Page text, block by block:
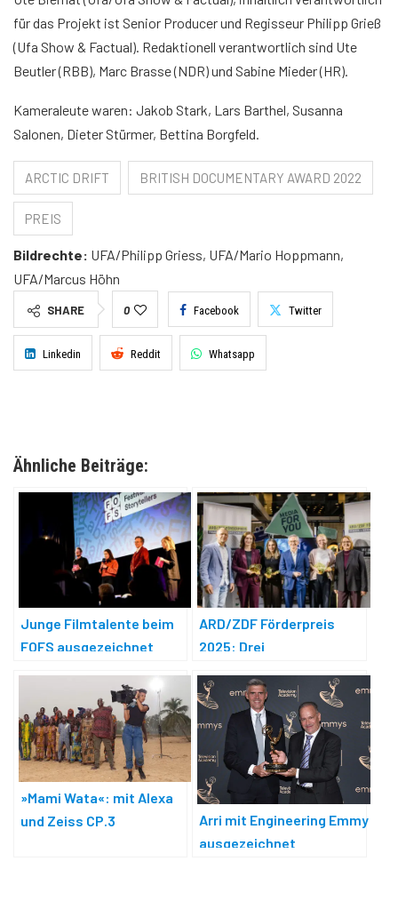
für das Projekt ist Senior Producer und Regisseur Philipp Grieß
(Ufa Show & Factual). Redaktionell verantwortlich sind Ute
Beutler (RBB), Marc Brasse (NDR) und Sabine Mieder (HR).
Kameraleute waren: Jakob Stark, Lars Barthel, Susanna
Salonen, Dieter Stürmer, Bettina Borgfeld.
ARCTIC DRIFT BRITISH DOCUMENTARY AWARD 2022
PREIS
Bildrechte: UFA/Philipp Griess, UFA/Mario Hoppmann,
UFA/Marcus Höhn
SHARE 0 Facebook Twitter
Linkedin Reddit Whatsapp
Ähnliche Beiträge:
Junge Filmtalente beim
FOFS ausgezeichnet
ARD/ZDF Förderpreis
2025: Drei
ausgezeichnet
»Mami Wata«: mit Alexa
und Zeiss CP.3
Arri mit Engineering Emmy
ausgezeichnet